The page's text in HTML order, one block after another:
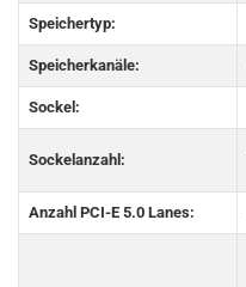
Speichertyp:
Speicherkanäle:
Sockel:
Sockelanzahl:
Anzahl PCI-E 5.0 Lanes: